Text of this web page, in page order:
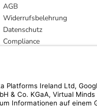
AGB
Widerrufsbelehrung
Datenschutz
Compliance